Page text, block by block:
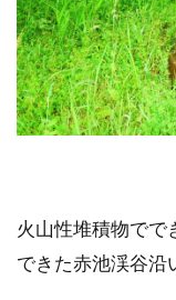
火山性堆積物でで
できた赤池渓谷沿